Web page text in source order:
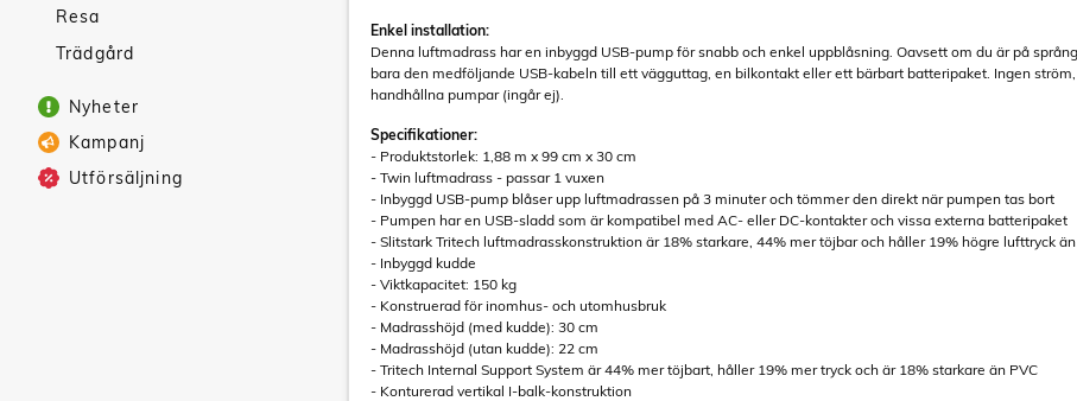
Resa
Trädgård
Nyheter
Kampanj
Utförsäljning
Enkel installation:
Denna luftmadrass har en inbyggd USB-pump för snabb och enkel uppblåsning. Oavsett om du är på
bara den medföljande USB-kabeln till ett vägguttag, en bilkontakt eller ett bärbart batteripaket. Ingen
handhållna pumpar (ingår ej).
Specifikationer:
- Produktstorlek: 1,88 m x 99 cm x 30 cm
- Twin luftmadrass - passar 1 vuxen
- Inbyggd USB-pump blåser upp luftmadrassen på 3 minuter och tömmer den direkt när pumpen tas bort
- Pumpen har en USB-sladd som är kompatibel med AC- eller DC-kontakter och vissa externa batteripaket
- Slitstark Tritech luftmadrasskonstruktion är 18% starkare, 44% mer töjbar och håller 19% högre lufttryck
- Inbyggd kudde
- Viktkapacitet: 150 kg
- Konstruerad för inomhus- och utomhusbruk
- Madrasshöjd (med kudde): 30 cm
- Madrasshöjd (utan kudde): 22 cm
- Tritech Internal Support System är 44% mer töjbart, håller 19% mer tryck och är 18% starkare än PVC
- Konturerad vertikal I-balk-konstruktion